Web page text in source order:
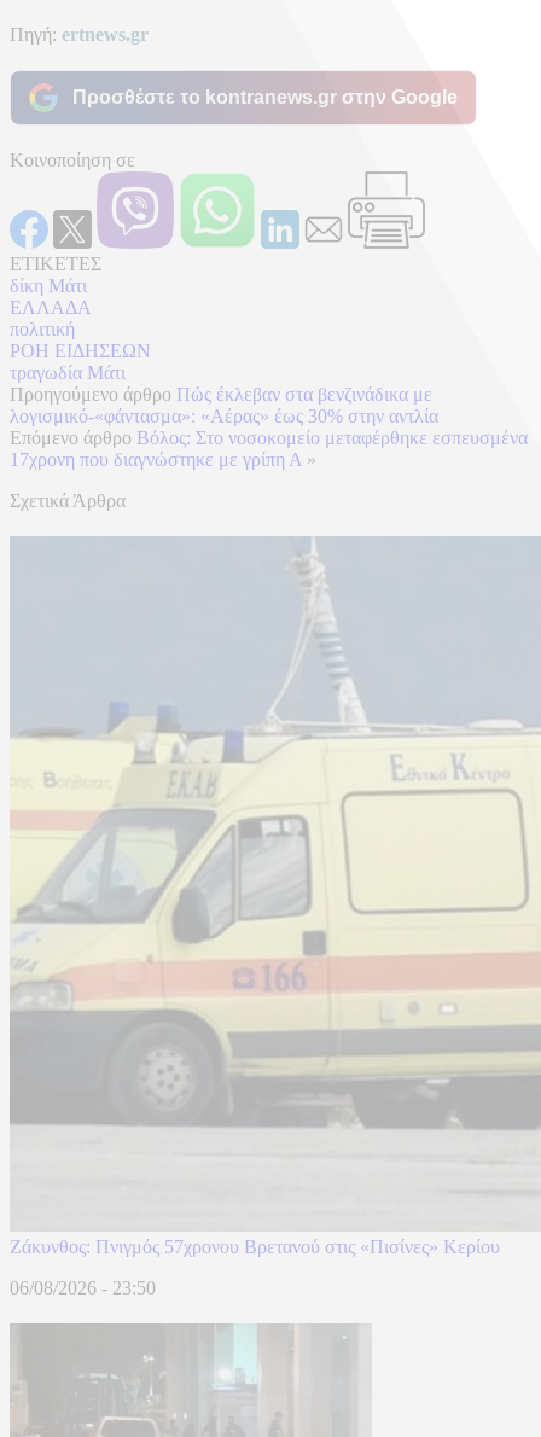
Πηγή: ertnews.gr
Προσθέστε το kontranews.gr στην Google
Κοινοποίηση σε
ΕΤΙΚΕΤΕΣ
δίκη Μάτι
ΕΛΛΑΔΑ
πολιτική
ΡΟΗ ΕΙΔΗΣΕΩΝ
τραγωδία Μάτι
Προηγούμενο άρθρο Πώς έκλεβαν στα βενζινάδικα με
λογισμικό-«φάντασμα»: «Αέρας» έως 30% στην αντλία
Επόμενο άρθρο Βόλος: Στο νοσοκομείο μεταφέρθηκε εσπευσμένα
17χρονη που διαγνώστηκε με γρίπη Α »
Σχετικά Άρθρα
Ζάκυνθος: Πνιγμός 57χρονου Βρετανού στις «Πισίνες» Κερίου
06/08/2026 - 23:50